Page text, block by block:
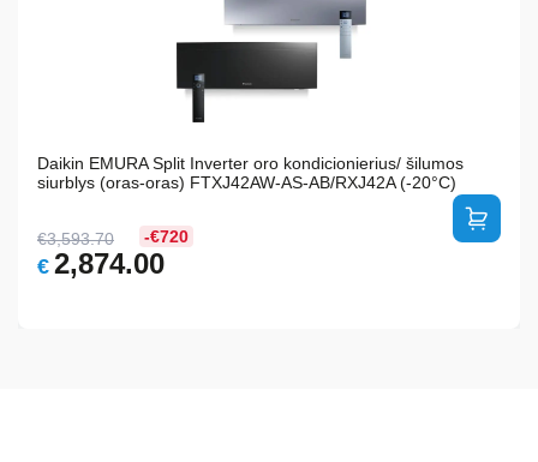
Daikin EMURA Split Inverter oro kondicionierius/ šilumos
siurblys (oras-oras) FTXJ42AW-AS-AB/RXJ42A (-20°C)
-€720
€3,593.70
Original
€ 2,874.00Current